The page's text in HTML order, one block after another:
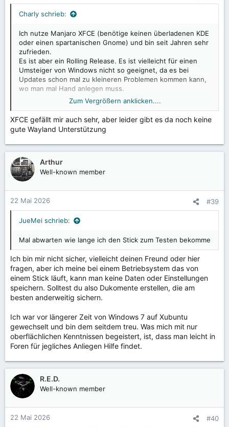
Charly schrieb:
Ich nutze Manjaro XFCE (benötige keinen überladenen KDE
oder einen spartanischen Gnome) und bin seit Jahren sehr
zufrieden.
Es ist aber ein Rolling Release. Es ist vielleicht für einen
Umsteiger von Windows nicht so geeignet, da es bei
Updates schon mal zu kleineren Problemen kommen kann,
wo man mal Hand anlegen muss.
Hat aber den Vorteil, dass man immer aktuelle Software
und auch Kernel am Laufen hat.
Zum Vergrößern anklicken....
XFCE gefällt mir auch sehr, aber leider gibt es da noch keine
gute Wayland Unterstützung
Arthur
Well-known member
22 Mai 2026 #39
JueMei schrieb:
Mal abwarten wie lange ich den Stick zum Testen bekomme
Ich bin mir nicht sicher, vielleicht deinen Freund oder hier
fragen, aber ich meine bei einem Betriebsystem das von
einem Stick läuft, kann man keine Daten oder Einstellungen
speichern. Solltest du also Dukomente erstellen, die am
besten anderweitig sichern.
Ich war vor längerer Zeit von Windows 7 auf Xubuntu
gewechselt und bin dem seitdem treu. Was mich mit nur
oberflächlichen Kenntnissen begeistert, ist, dass man leicht in
Foren für jegliches Anliegen Hilfe findet.
R.E.D.
Well-known member
22 Mai 2026 #40